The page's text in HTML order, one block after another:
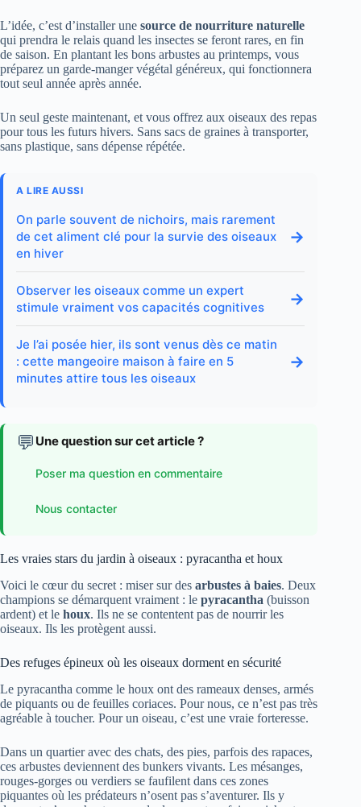
L’idée, c’est d’installer une source de nourriture naturelle
qui prendra le relais quand les insectes se feront rares, en fin
de saison. En plantant les bons arbustes au printemps, vous
préparez un garde-manger végétal généreux, qui fonctionnera
tout seul année après année.
Un seul geste maintenant, et vous offrez aux oiseaux des repas
pour tous les futurs hivers. Sans sacs de graines à transporter,
sans plastique, sans dépense répétée.
A LIRE AUSSI
On parle souvent de nichoirs, mais rarement
de cet aliment clé pour la survie des oiseaux
en hiver
→
Observer les oiseaux comme un expert
stimule vraiment vos capacités cognitives
→
Je l’ai posée hier, ils sont venus dès ce matin
: cette mangeoire maison à faire en 5
minutes attire tous les oiseaux
→
💬 Une question sur cet article ?
Poser ma question en commentaire
Nous contacter
Les vraies stars du jardin à oiseaux : pyracantha et houx
Voici le cœur du secret : miser sur des arbustes à baies. Deux
champions se démarquent vraiment : le pyracantha (buisson
ardent) et le houx. Ils ne se contentent pas de nourrir les
oiseaux. Ils les protègent aussi.
Des refuges épineux où les oiseaux dorment en sécurité
Le pyracantha comme le houx ont des rameaux denses, armés
de piquants ou de feuilles coriaces. Pour nous, ce n’est pas très
agréable à toucher. Pour un oiseau, c’est une vraie forteresse.
Dans un quartier avec des chats, des pies, parfois des rapaces,
ces arbustes deviennent des bunkers vivants. Les mésanges,
rouges-gorges ou verdiers se faufilent dans ces zones
piquantes où les prédateurs n’osent pas s’aventurer. Ils y